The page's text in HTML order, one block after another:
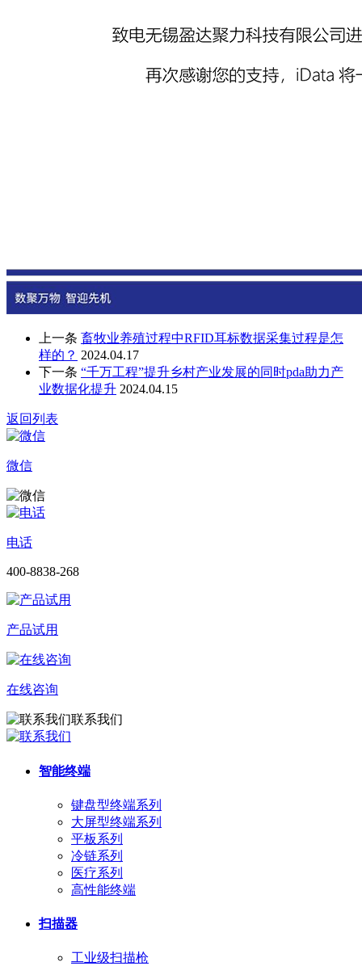
上一条 畜牧业养殖过程中RFID耳标数据采集过程是怎
样的？ 2024.04.17
下一条 “千万工程”提升乡村产业发展的同时pda助力产
业数据化提升 2024.04.15
返回列表
微信
电话
400-8838-268
产品试用
在线咨询
联系我们
智能终端
键盘型终端系列
大屏型终端系列
平板系列
冷链系列
医疗系列
高性能终端
扫描器
工业级扫描枪